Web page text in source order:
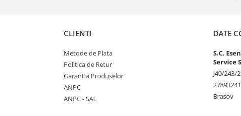
CLIENTI
Metode de Plata
Politica de Retur
Garantia Produselor
ANPC
ANPC - SAL
DATE
S.C.
Service
J40/243/
27893241
Brasov